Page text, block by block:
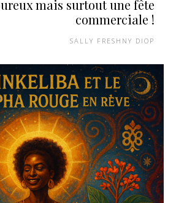
mais surtout une fête
commerciale !
SALLY FRESHNY DIOP